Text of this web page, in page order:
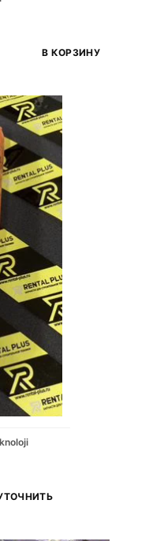
В КОРЗИНУ